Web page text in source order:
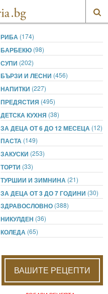
РИБА (174)
БАРБЕКЮ (98)
СУПИ (202)
БЪРЗИ И ЛЕСНИ (456)
НАПИТКИ (227)
ПРЕДЯСТИЯ (495)
ДЕТСКА КУХНЯ (38)
ЗА ДЕЦА ОТ 6 ДО 12 МЕСЕЦА (12)
ПАСТА (149)
ЗАКУСКИ (253)
ТОРТИ (33)
ТУРШИИ И ЗИМНИНА (21)
ЗА ДЕЦА ОТ 3 ДО 7 ГОДИНИ (30)
ЗДРАВОСЛОВНО (388)
НИКУЛДЕН (36)
КОЛЕДА (65)
ВАШИТЕ РЕЦЕПТИ